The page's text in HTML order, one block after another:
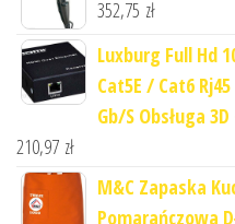
352,75 zł
Luxburg Full Hd
Cat5E / Cat6
Gb/S Obsługa
210,97 zł
M&C Zapaska
Pomarańczowa